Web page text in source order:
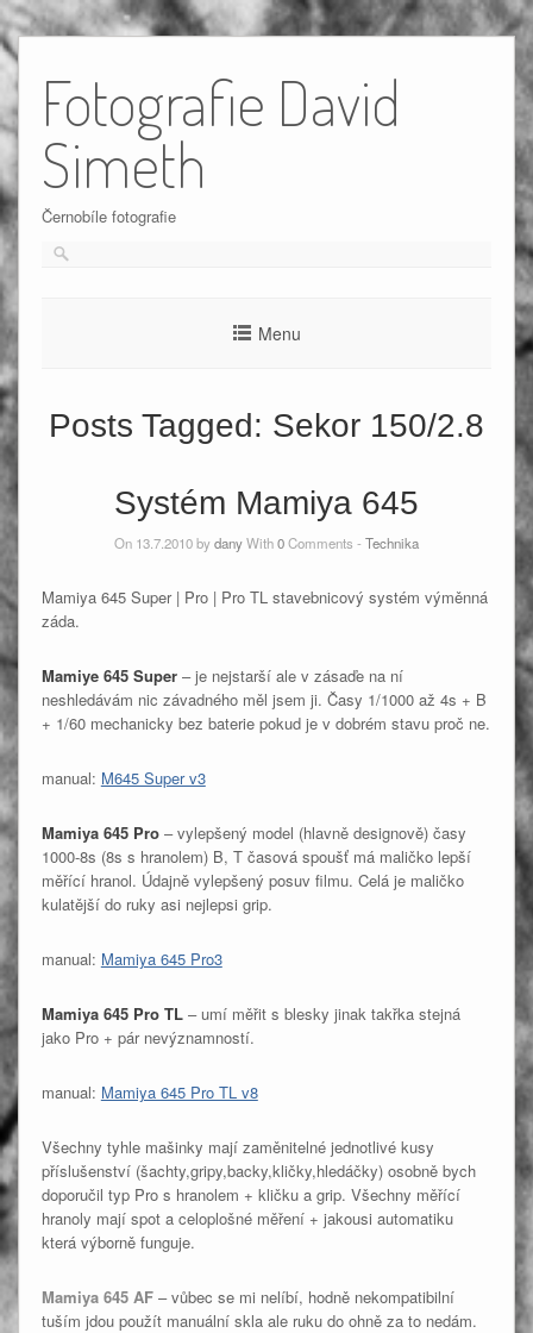
content
Fotografie David
Simeth
Černobíle fotografie
Menu
Posts Tagged: Sekor 150/2.8
Systém Mamiya 645
On 13.7.2010 bydanyWith0Comments - Technika
Mamiya 645 Super | Pro | Pro TL stavebnicový systém výměnná
záda.
Mamiye 645 Super– je nejstarší ale v zásaďe na ní
neshledávám nic závadného měl jsem ji. Časy 1/1000 až 4s + B
+ 1/60 mechanicky bez baterie pokud je v dobrém stavu proč ne.
manual: M645 Super v3
Mamiya 645 Pro– vylepšený model (hlavně designově) časy
1000-8s (8s s hranolem) B, T časová spoušť má maličko lepší
měřící hranol. Údajně vylepšený posuv filmu. Celá je maličko
kulatější do ruky asi nejlepsi grip.
manual: Mamiya 645 Pro3
Mamiya 645 Pro TL– umí měřit s blesky jinak takřka stejná
jako Pro + pár nevýznamností.
manual: Mamiya 645 Pro TL v8
Všechny tyhle mašinky mají zaměnitelné jednotlivé kusy
příslušenství (šachty,gripy,backy,kličky,hledáčky) osobně bych
doporučil typ Pro s hranolem + kličku a grip. Všechny měřící
hranoly mají spot a celoplošné měření + jakousi automatiku
která výborně funguje.
Mamiya 645 AF – vůbec se mi nelíbí, hodně nekompatibilní
tuším jdou použít manuální skla ale ruku do ohně za to nedám.